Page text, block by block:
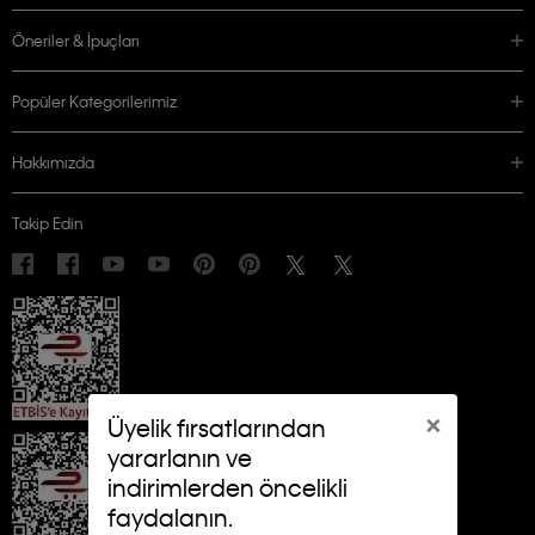
×
Üyelik fırsatlarından
yararlanın ve
indirimlerden öncelikli
faydalanın.
Öneriler & İpuçları
Popüler Kategorilerimiz
Hakkımızda
Takip Edin